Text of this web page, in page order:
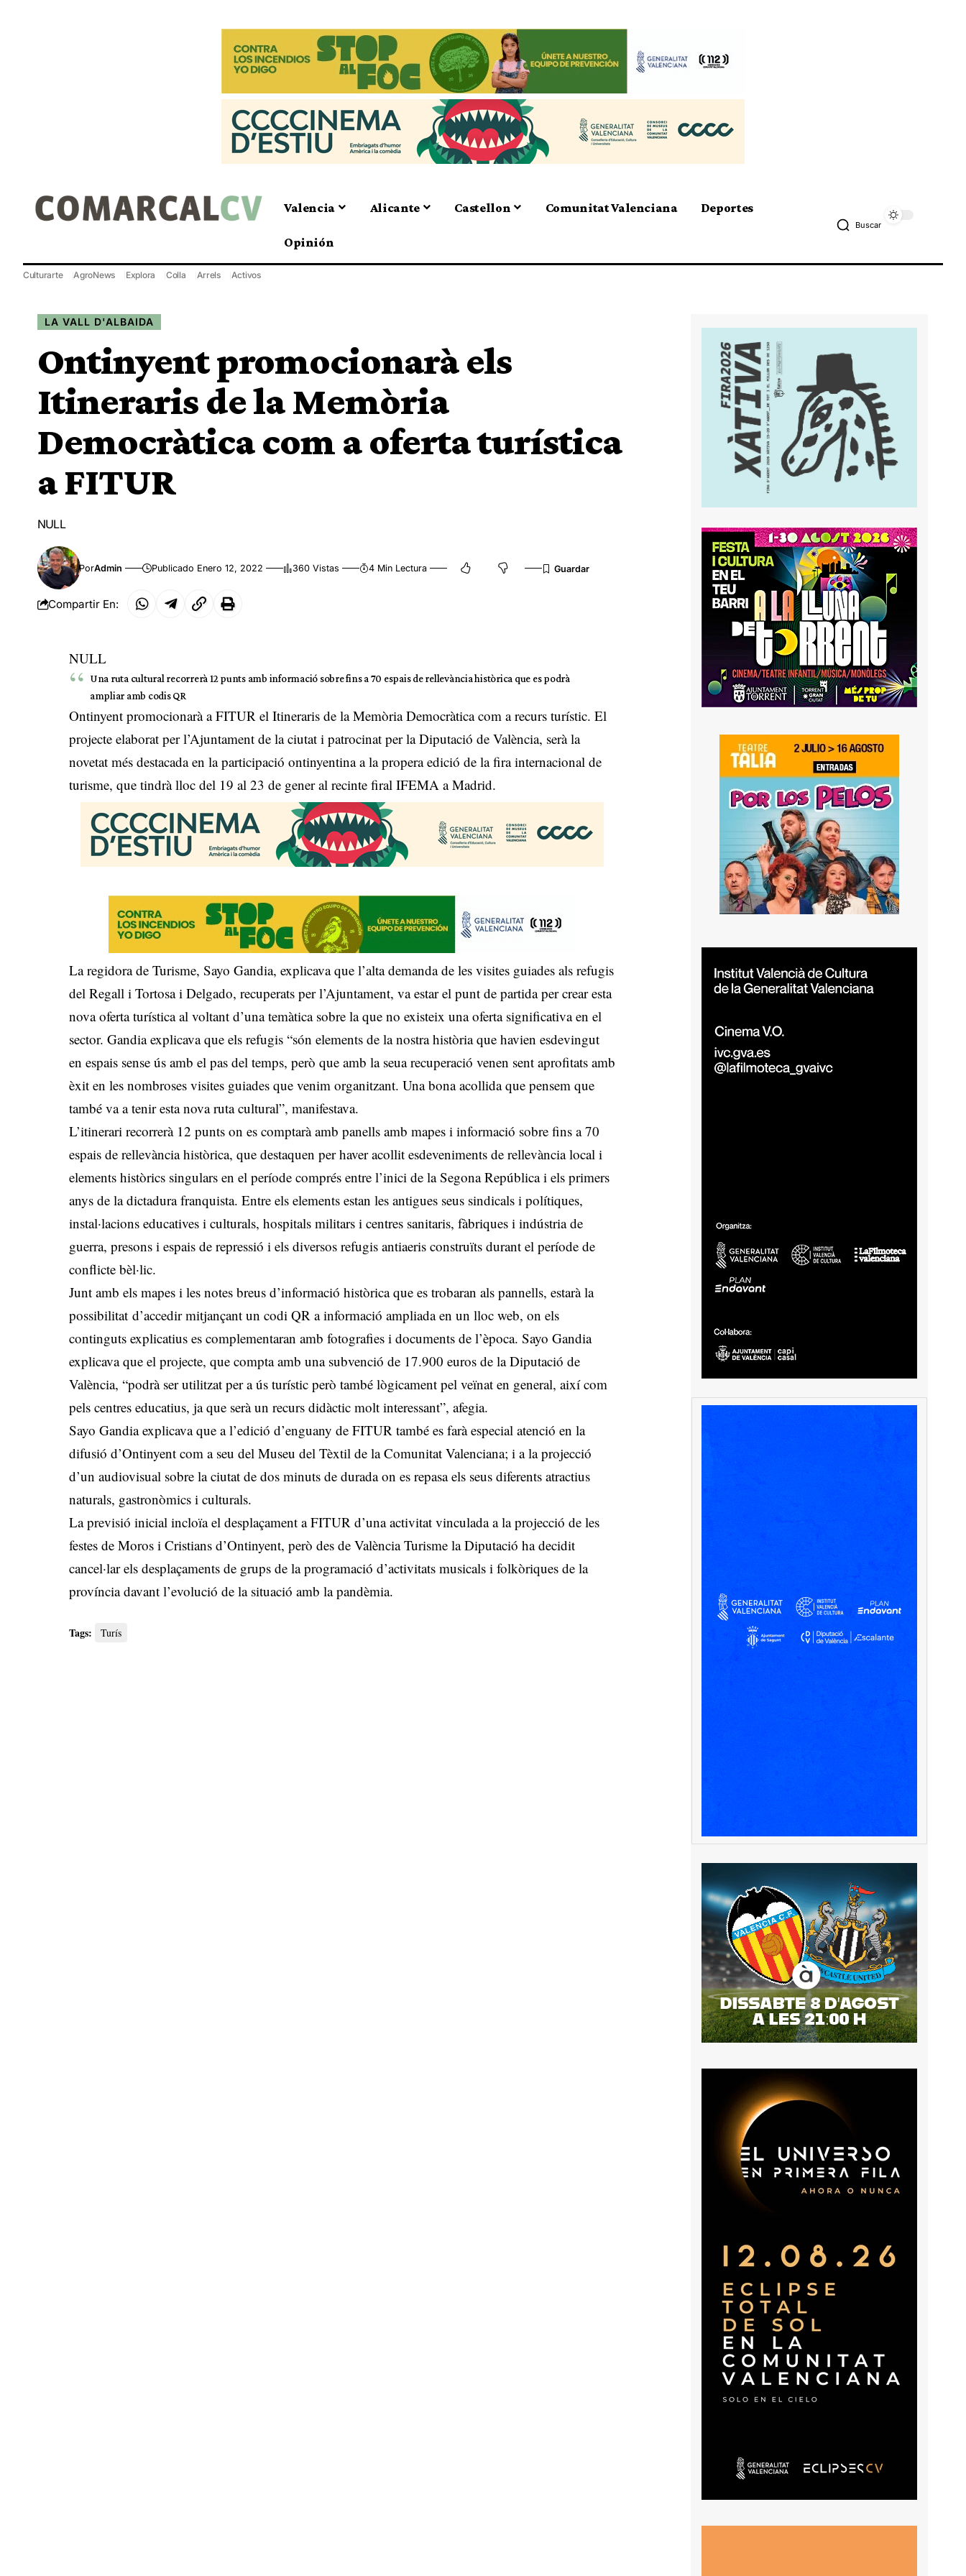
Valencia Alicante Castellon Comunitat Valenciana Deportes
Opinión
Buscar
Culturarte AgroNews Explora Colla Arrels Activos
LA VALL D'ALBAIDA
Ontinyent promocionarà els
Itineraris de la Memòria
Democràtica com a oferta turística
a FITUR
NULL
PorAdmin Publicado Enero 12, 2022 360 Vistas 4 Min Lectura
Compartir En:
NULL
Una ruta cultural recorrerà 12 punts amb informació sobre fins a 70 espais de rellevància històrica que es podrà
ampliar amb codis QR
Ontinyent promocionarà a FITUR el Itineraris de la Memòria Democràtica com a recurs turístic. El
projecte elaborat per l’Ajuntament de la ciutat i patrocinat per la Diputació de València, serà la
novetat més destacada en la participació ontinyentina a la propera edició de la fira internacional de
turisme, que tindrà lloc del 19 al 23 de gener al recinte firal IFEMA a Madrid.
La regidora de Turisme, Sayo Gandia, explicava que l’alta demanda de les visites guiades als refugis
del Regall i Tortosa i Delgado, recuperats per l’Ajuntament, va estar el punt de partida per crear esta
nova oferta turística al voltant d’una temàtica sobre la que no existeix una oferta significativa en el
sector. Gandia explicava que els refugis “són elements de la nostra història que havien esdevingut
en espais sense ús amb el pas del temps, però que amb la seua recuperació venen sent aprofitats amb
èxit en les nombroses visites guiades que venim organitzant. Una bona acollida que pensem que
també va a tenir esta nova ruta cultural”, manifestava.
L’itinerari recorrerà 12 punts on es comptarà amb panells amb mapes i informació sobre fins a 70
espais de rellevància històrica, que destaquen per haver acollit esdeveniments de rellevància local i
elements històrics singulars en el període comprés entre l’inici de la Segona República i els primers
anys de la dictadura franquista. Entre els elements estan les antigues seus sindicals i polítiques,
instal·lacions educatives i culturals, hospitals militars i centres sanitaris, fàbriques i indústria de
guerra, presons i espais de repressió i els diversos refugis antiaeris construïts durant el període de
conflicte bèl·lic.
Junt amb els mapes i les notes breus d’informació històrica que es trobaran als pannells, estarà la
possibilitat d’accedir mitjançant un codi QR a informació ampliada en un lloc web, on els
continguts explicatius es complementaran amb fotografies i documents de l’època. Sayo Gandia
explicava que el projecte, que compta amb una subvenció de 17.900 euros de la Diputació de
València, “podrà ser utilitzat per a ús turístic però també lògicament pel veïnat en general, així com
pels centres educatius, ja que serà un recurs didàctic molt interessant”, afegia.
Sayo Gandia explicava que a l’edició d’enguany de FITUR també es farà especial atenció en la
difusió d’Ontinyent com a seu del Museu del Tèxtil de la Comunitat Valenciana; i a la projecció
d’un audiovisual sobre la ciutat de dos minuts de durada on es repasa els seus diferents atractius
naturals, gastronòmics i culturals.
La previsió inicial incloïa el desplaçament a FITUR d’una activitat vinculada a la projecció de les
festes de Moros i Cristians d’Ontinyent, però des de València Turisme la Diputació ha decidit
cancel·lar els desplaçaments de grups de la programació d’activitats musicals i folkòriques de la
província davant l’evolució de la situació amb la pandèmia.
Tags: Turís